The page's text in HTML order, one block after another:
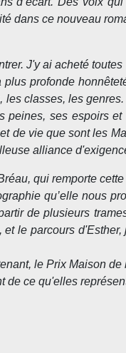
dans ce nouveau
J'y ai acheté
profonde
classes, les
ses espoirs
de vie que sont les
alliance
qui remporte
qu’elle nous
de plusieurs
le parcours
le Prix Maison
ce qu'elles